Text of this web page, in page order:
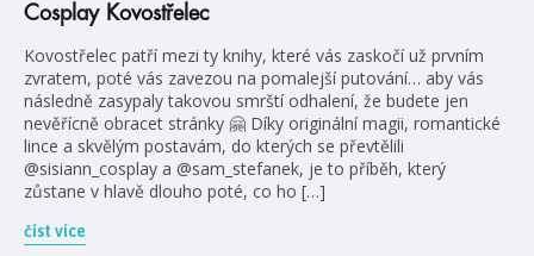
Cosplay Kovostřelec
Kovostřelec patří mezi ty knihy, které vás zaskočí už prvním
zvratem, poté vás zavezou na pomalejší putování… aby vás
následně zasypaly takovou smrští odhalení, že budete jen
nevěřícně obracet stránky 🤗 Díky originální magii, romantické
lince a skvělým postavám, do kterých se převtělili
@sisiann_cosplay a @sam_stefanek, je to příběh, který
zůstane v hlavě dlouho poté, co ho […]
číst více